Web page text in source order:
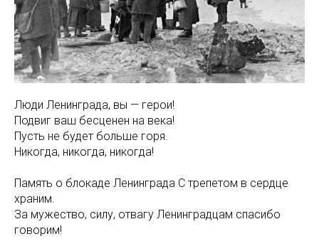
Люди Ленинграда, вы — герои!
Подвиг ваш бесценен на века!
Пусть не будет больше горя.
Никогда, никогда, никогда!
Память о блокаде Ленинграда С трепетом в сердце
храним.
За мужество, силу, отвагу Ленинградцам спасибо
говорим!